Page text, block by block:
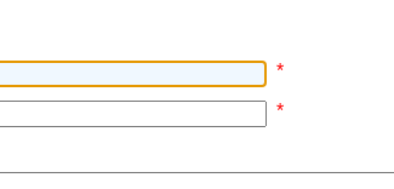
*
*